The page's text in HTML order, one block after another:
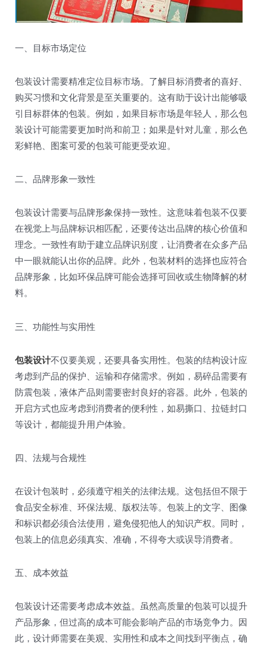
一、目标市场定位
包装设计需要精准定位目标市场。了解目标消费者的喜好、
购买习惯和文化背景是至关重要的。这有助于设计出能够吸
引目标群体的包装。例如，如果目标市场是年轻人，那么包
装设计可能需要更加时尚和前卫；如果是针对儿童，那么色
彩鲜艳、图案可爱的包装可能更受欢迎。
二、品牌形象一致性
包装设计需要与品牌形象保持一致性。这意味着包装不仅要
在视觉上与品牌标识相匹配，还要传达出品牌的核心价值和
理念。一致性有助于建立品牌识别度，让消费者在众多产品
中一眼就能认出你的品牌。此外，包装材料的选择也应符合
品牌形象，比如环保品牌可能会选择可回收或生物降解的材
料。
三、功能性与实用性
包装设计不仅要美观，还要具备实用性。包装的结构设计应
考虑到产品的保护、运输和存储需求。例如，易碎品需要有
防震包装，液体产品则需要密封良好的容器。此外，包装的
开启方式也应考虑到消费者的便利性，如易撕口、拉链封口
等设计，都能提升用户体验。
四、法规与合规性
在设计包装时，必须遵守相关的法律法规。这包括但不限于
食品安全标准、环保法规、版权法等。包装上的文字、图像
和标识都必须合法使用，避免侵犯他人的知识产权。同时，
包装上的信息必须真实、准确，不得夸大或误导消费者。
五、成本效益
包装设计还需要考虑成本效益。虽然高质量的包装可以提升
产品形象，但过高的成本可能会影响产品的市场竞争力。因
此，设计师需要在美观、实用性和成本之间找到平衡点，确